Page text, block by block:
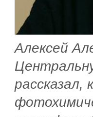
Алексей
рассказал,